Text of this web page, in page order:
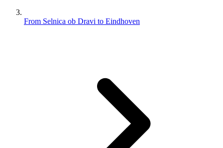
From Selnica ob Dravi to Eindhoven